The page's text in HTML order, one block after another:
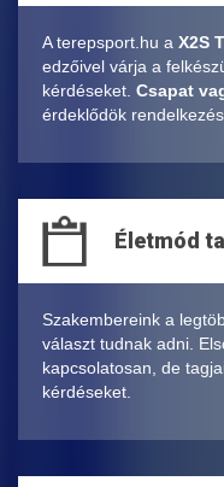
A terepsport.hu a X2S
edzőivel várja a
kérdéseket. Csapat
érdeklődök
Életmód
Szakembereink a
választ tudnak adni.
kapcsolatosan, de
kérdéseket.